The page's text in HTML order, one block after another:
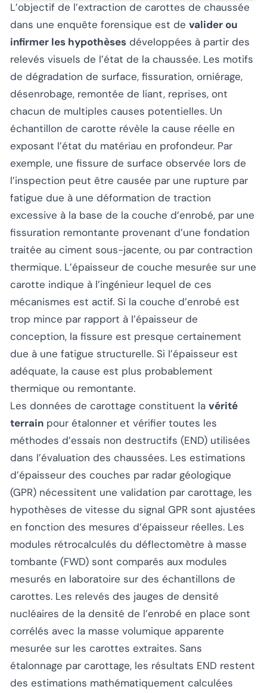
L’objectif de l’extraction de carottes de chaussée
dans une enquête forensique est de valider ou
infirmer les hypothèses développées à partir des
relevés visuels de l’état de la chaussée. Les motifs
de dégradation de surface, fissuration, orniérage,
désenrobage, remontée de liant, reprises, ont
chacun de multiples causes potentielles. Un
échantillon de carotte révèle la cause réelle en
exposant l’état du matériau en profondeur. Par
exemple, une fissure de surface observée lors de
l’inspection peut être causée par une rupture par
fatigue due à une déformation de traction
excessive à la base de la couche d’enrobé, par une
fissuration remontante provenant d’une fondation
traitée au ciment sous-jacente, ou par contraction
thermique. L’épaisseur de couche mesurée sur une
carotte indique à l’ingénieur lequel de ces
mécanismes est actif. Si la couche d’enrobé est
trop mince par rapport à l’épaisseur de
conception, la fissure est presque certainement
due à une fatigue structurelle. Si l’épaisseur est
adéquate, la cause est plus probablement
thermique ou remontante.
Les données de carottage constituent la vérité
terrain pour étalonner et vérifier toutes les
méthodes d’essais non destructifs (END) utilisées
dans l’évaluation des chaussées. Les estimations
d’épaisseur des couches par radar géologique
(GPR) nécessitent une validation par carottage, les
hypothèses de vitesse du signal GPR sont ajustées
en fonction des mesures d’épaisseur réelles. Les
modules rétrocalculés du déflectomètre à masse
tombante (FWD) sont comparés aux modules
mesurés en laboratoire sur des échantillons de
carottes. Les relevés des jauges de densité
nucléaires de la densité de l’enrobé en place sont
corrélés avec la masse volumique apparente
mesurée sur les carottes extraites. Sans
étalonnage par carottage, les résultats END restent
des estimations mathématiquement calculées